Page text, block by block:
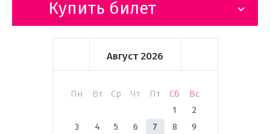
Купить билет
Август 2026
Пн Вт Ср Чт Пт Сб
Вс
1
2
3
4 5 6 7 8
9